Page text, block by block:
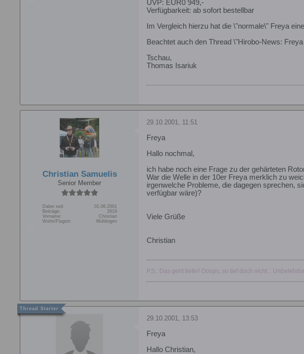
UVP: EUR0 949,-
Verfügbarkeit: ab sofort bestellbar
Im Vergleich hierzu hat die \"normale\" Freya
Beachtet auch den Thread \"Hirobo-News: Freya
Tschau,
Thomas Isariuk
Christian Samuelis
Senior Member
Dabei seit:
01.06.2001
Beiträge:
2619
Vorname:
Christian
Wohn/Flugort:
Mühlingen
29.10.2001, 11:51
Freya
Hallo nochmal,
ich habe noch eine Frage zu der gehärteten
War die Welle in der 10er Freya merklich zu
irgenwelche Probleme, die dagegen sprechen,
verfügbar wäre)?
Viele Grüße
Christian
P.S.: Das geht tiefer! Ooops, so tief doch nicht...
29.10.2001, 13:53
Freya
Hallo Christian,